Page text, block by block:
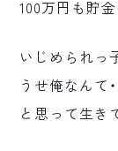
100万円も貯
いじめられっ子
うせ俺なんて・・
と思って生き